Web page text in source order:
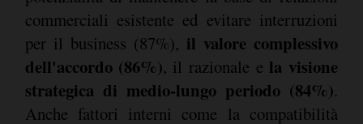
commerciali esistente ed evitare interruzioni
per il business (87%), il valore complessivo
dell'accordo (86%), il razionale e la visione
strategica di medio-lungo periodo (84%).
Anche fattori interni come la compatibilità